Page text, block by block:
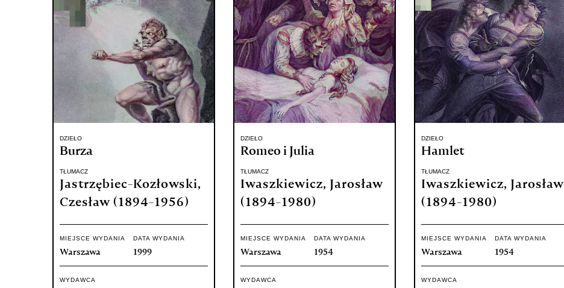
DZIEŁO
Burza
TŁUMACZ
Jastrzębiec-Kozłowski,
Czesław (1894-1956)
MIEJSCE WYDANIA
Warszawa
DATA WYDANIA
1999
WYDAWCA
DZIEŁO
Romeo i Julia
TŁUMACZ
Iwaszkiewicz, Jarosław
(1894-1980)
MIEJSCE WYDANIA
Warszawa
DATA WYDANIA
1954
WYDAWCA
DZIEŁO
Hamlet
TŁUMACZ
Iwaszkiewicz, Jarosław
(1894-1980)
MIEJSCE WYDANIA
Warszawa
DATA WYDANIA
1954
WYDAWCA